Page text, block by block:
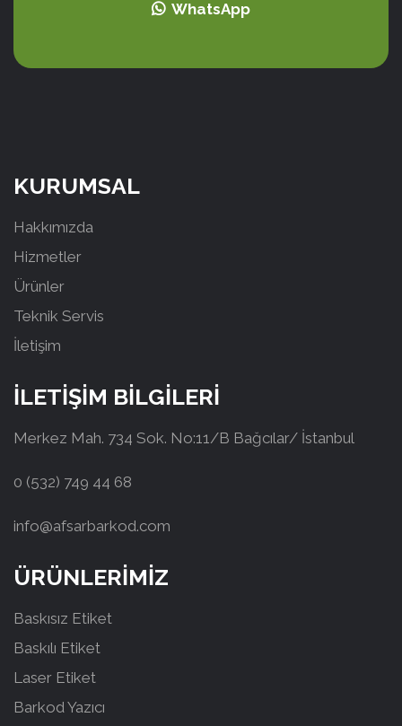
WhatsApp
KURUMSAL
Hakkımızda
Hizmetler
Ürünler
Teknik Servis
İletişim
İLETİŞİM BİLGİLERİ
Merkez Mah. 734 Sok. No:11/B Bağcılar/ İstanbul
0 (532) 749 44 68
info@afsarbarkod.com
ÜRÜNLERİMİZ
Baskısız Etiket
Baskılı Etiket
Laser Etiket
Barkod Yazıcı